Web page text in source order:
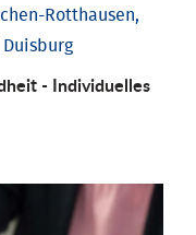
Rotthausen,
Duisburg
- Individu­elles